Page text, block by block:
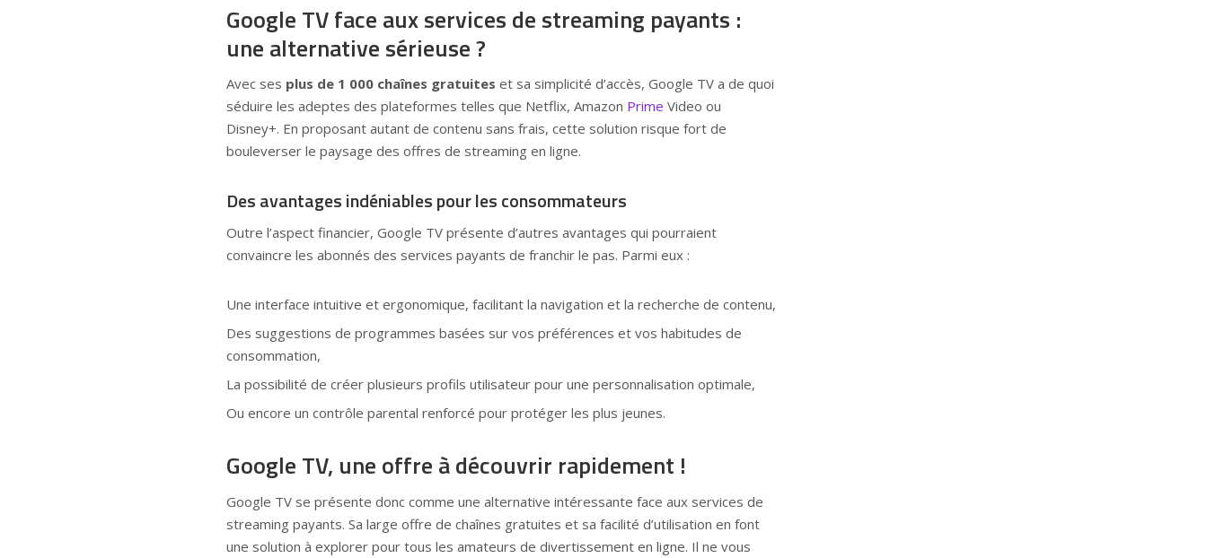
Google TV face aux services de streaming payants :
une alternative sérieuse ?
Avec ses plus de 1 000 chaînes gratuites et sa simplicité d’accès, Google TV a de quoi
séduire les adeptes des plateformes telles que Netflix, Amazon Prime Video ou
Disney+. En proposant autant de contenu sans frais, cette solution risque fort de
bouleverser le paysage des offres de streaming en ligne.
Des avantages indéniables pour les consommateurs
Outre l’aspect financier, Google TV présente d’autres avantages qui pourraient
convaincre les abonnés des services payants de franchir le pas. Parmi eux :
Une interface intuitive et ergonomique, facilitant la navigation et la recherche de contenu,
Des suggestions de programmes basées sur vos préférences et vos habitudes de
consommation,
La possibilité de créer plusieurs profils utilisateur pour une personnalisation optimale,
Ou encore un contrôle parental renforcé pour protéger les plus jeunes.
Google TV, une offre à découvrir rapidement !
Google TV se présente donc comme une alternative intéressante face aux services de
streaming payants. Sa large offre de chaînes gratuites et sa facilité d’utilisation en font
une solution à explorer pour tous les amateurs de divertissement en ligne. Il ne vous